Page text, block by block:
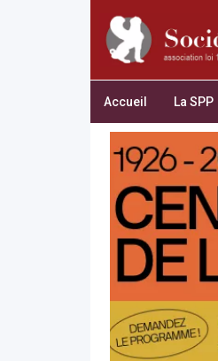
Accueil La SPP